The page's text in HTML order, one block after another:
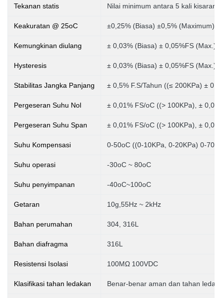
Tekanan statis Nilai minimum antara 5 kali kisaran
Keakuratan @ 25oC ±0,25% (Biasa) ±0,5% (Maximum)
Kemungkinan diulang ± 0,03% (Biasa) ± 0,05%FS (Max.)
Hysteresis ± 0,03% (Biasa) ± 0,05%FS (Max.)
Stabilitas Jangka Panjang ± 0,5% F.S/Tahun ((≤ 200KPa) ±
Pergeseran Suhu Nol ± 0,01% FS/oC ((> 100KPa), ±
Pergeseran Suhu Span ± 0,01% FS/oC ((> 100KPa), ±
Suhu Kompensasi 0-50oC ((0-10KPa, 0-20KPa) 0-
Suhu operasi -30oC ~ 80oC
Suhu penyimpanan -40oC~100oC
Getaran 10g,55Hz ~ 2kHz
Bahan perumahan 304, 316L
Bahan diafragma 316L
Resistensi Isolasi 100MΩ 100VDC
Klasifikasi tahan ledakan Benar-benar aman dan tahan